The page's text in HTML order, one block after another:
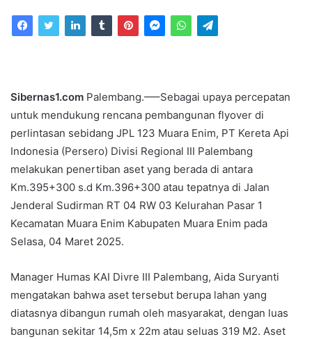
email
Sibernas1.com Palembang.—–Sebagai upaya percepatan
untuk mendukung rencana pembangunan flyover di
perlintasan sebidang JPL 123 Muara Enim, PT Kereta Api
Indonesia (Persero) Divisi Regional III Palembang
melakukan penertiban aset yang berada di antara
Km.395+300 s.d Km.396+300 atau tepatnya di Jalan
Jenderal Sudirman RT 04 RW 03 Kelurahan Pasar 1
Kecamatan Muara Enim Kabupaten Muara Enim pada
Selasa, 04 Maret 2025.
Manager Humas KAI Divre III Palembang, Aida Suryanti
mengatakan bahwa aset tersebut berupa lahan yang
diatasnya dibangun rumah oleh masyarakat, dengan luas
bangunan sekitar 14,5m x 22m atau seluas 319 M2. Aset